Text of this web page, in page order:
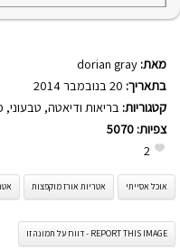
מאת: dorian gray
בתאריך:
קטגוריות: בריאות ודיאטה, טבעוני,
צפיות: 5070
2
אוכל אסייתי אטריות אורז מוקפצות
REPORT THIS IMAGE - דווח על תמונה זו